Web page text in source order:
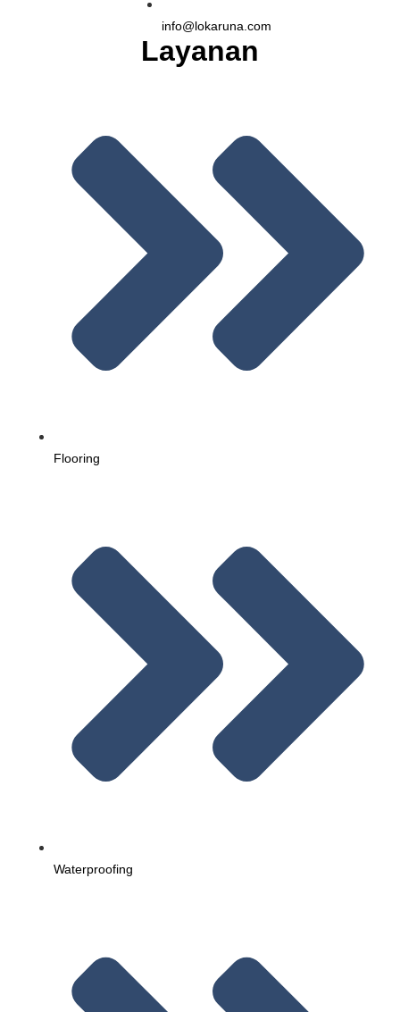
info@lokaruna.com
Layanan
Flooring
Waterproofing